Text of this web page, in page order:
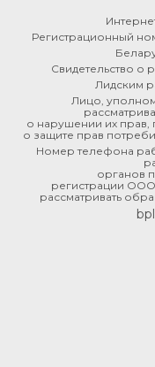
Регистрационный
Свидетельство о
Лидским
Лицо,
о нарушении их прав,
о защите прав
Номер телефона
органов
регистрации
рассматривать